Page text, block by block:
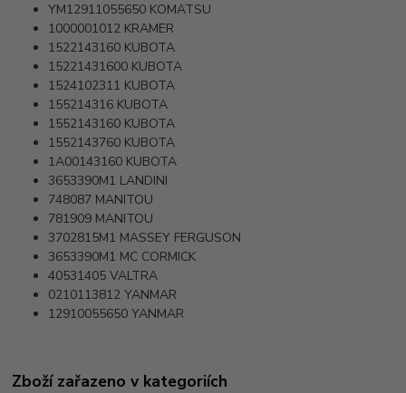
YM12911055650 KOMATSU
1000001012 KRAMER
1522143160 KUBOTA
15221431600 KUBOTA
1524102311 KUBOTA
155214316 KUBOTA
1552143160 KUBOTA
1552143760 KUBOTA
1A00143160 KUBOTA
3653390M1 LANDINI
748087 MANITOU
781909 MANITOU
3702815M1 MASSEY FERGUSON
3653390M1 MC CORMICK
40531405 VALTRA
0210113812 YANMAR
12910055650 YANMAR
Zboží zařazeno v kategoriích